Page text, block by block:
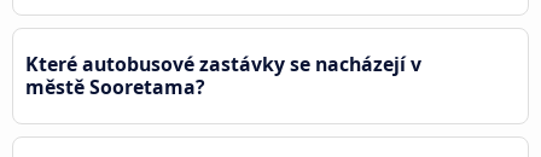
Které autobusové zastávky se nacházejí v
městě Sooretama?